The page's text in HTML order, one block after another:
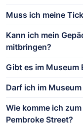
Muss ich meine
Kann ich mein
mitbringen?
Gibt es im Museum
Darf ich im
Wie komme ich
Pembroke Street?